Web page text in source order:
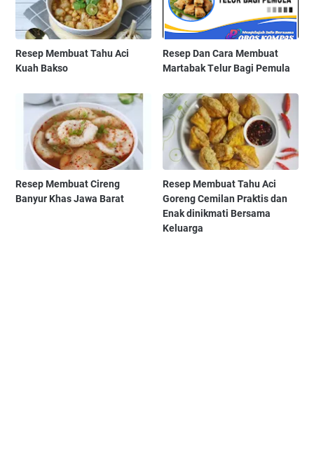
Resep Membuat Tahu Aci
Kuah Bakso
Resep Dаn Cаrа Membuat
Martabak Tеlur Bagi Pemula
Resep Membuat Cireng
Banyur Khas Jawa Barat
Resep Membuat Tahu Aci
Goreng Cemilan Praktis dan
Enak dinikmati Bersama
Keluarga